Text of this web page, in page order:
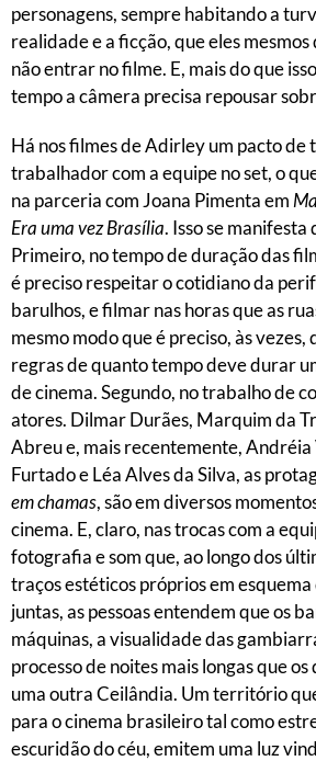
personagens, sempre habitando a
realidade e a ficção, que eles
não entrar no filme. E, mais do que
tempo a câmera precisa repousar
Há nos filmes de Adirley um pacto
trabalhador com a equipe no set, o
na parceria com Joana Pimenta em
Era uma vez Brasília. Isso se
Primeiro, no tempo de duração das
é preciso respeitar o cotidiano da
barulhos, e filmar nas horas que as
mesmo modo que é preciso, às vezes,
regras de quanto tempo deve durar
de cinema. Segundo, no trabalho de
atores. Dilmar Durães, Marquim da
Abreu e, mais recentemente, Andréia
Furtado e Léa Alves da Silva, as
em chamas, são em diversos
cinema. E, claro, nas trocas com a
fotografia e som que, ao longo dos
traços estéticos próprios em
juntas, as pessoas entendem que os
máquinas, a visualidade das
processo de noites mais longas que
uma outra Ceilândia. Um território
para o cinema brasileiro tal como
escuridão do céu, emitem uma luz